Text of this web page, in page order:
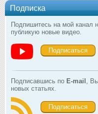
Подписка
Подпишитесь на мой канал
публикую новые видео.
Подписаться
Подписавшись по E-mail ,
новых статьях.
Подписаться